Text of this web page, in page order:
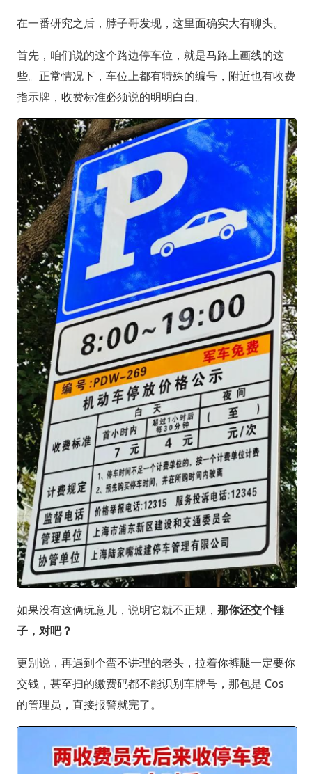
在一番研究之后，脖子哥发现，这里面确实大有聊头。
首先，咱们说的这个路边停车位，就是马路上画线的这
些。正常情况下，车位上都有特殊的编号，附近也有收费
指示牌，收费标准必须说的明明白白。
如果没有这俩玩意儿，说明它就不正规， 那你还交个锤
子，对吧？
更别说，再遇到个蛮不讲理的老头，拉着你裤腿一定要你
交钱，甚至扫的缴费码都不能识别车牌号，那包是 Cos
的管理员，直接报警就完了。